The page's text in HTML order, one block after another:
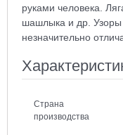
руками человека.
шашлыка и др. Узоры
незначительно
Страна
производства